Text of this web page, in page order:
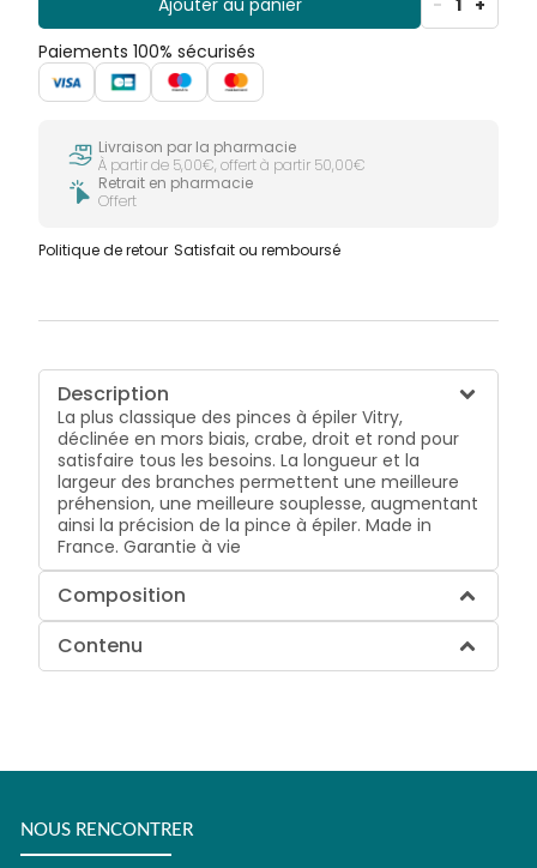
Ajouter au panier - 1 +
Paiements 100% sécurisés
Livraison par la pharmacie
À partir de 5,00€, offert à partir 50,00€
Retrait en pharmacie
Offert
Politique de retour Satisfait ou remboursé
Description
La plus classique des pinces à épiler Vitry,
déclinée en mors biais, crabe, droit et rond pour
satisfaire tous les besoins. La longueur et la
largeur des branches permettent une meilleure
préhension, une meilleure souplesse, augmentant
ainsi la précision de la pince à épiler. Made in
France. Garantie à vie
Composition
Contenu
NOUS RENCONTRER